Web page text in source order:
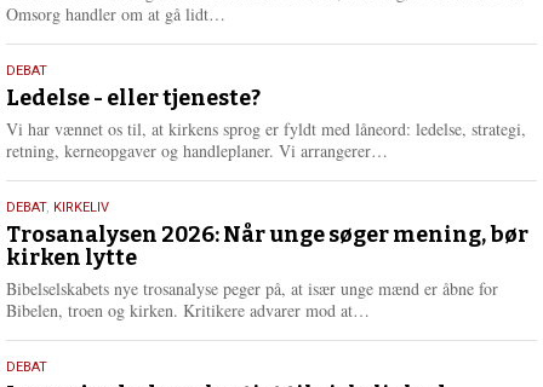
e
Omsorg handler om at gå lidt…
e
r
e
10.
juni
2026
DEBAT
Ledelse - eller tjeneste?
Vi har vænnet os til, at kirkens sprog er fyldt med låneord: ledelse, strategi,
retning, kerneopgaver og handleplaner. Vi arrangerer…
e
2.
juni
2026
DEBAT, KIRKELIV
Trosanalysen 2026: Når unge søger mening, bør
kirken lytte
Bibelselskabets nye trosanalyse peger på, at især unge mænd er åbne for
Bibelen, troen og kirken. Kritikere advarer mod at…
18.
DEBAT